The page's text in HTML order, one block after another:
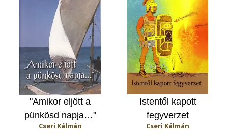
"Amikor eljött a
pünkösd napja…"
Cseri Kálmán
Istentől kapott
fegyverzet
Cseri Kálmán